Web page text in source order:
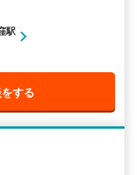
駅
する